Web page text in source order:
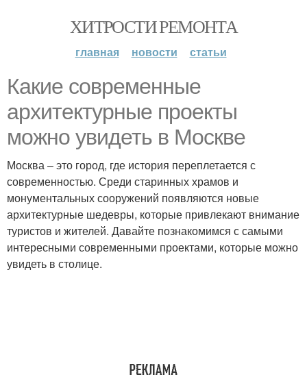
ХИТРОСТИ РЕМОНТА
главная новости статьи
Какие современные
архитектурные проекты
можно увидеть в Москве
Москва – это город, где история переплетается с
современностью. Среди старинных храмов и
монументальных сооружений появляются новые
архитектурные шедевры, которые привлекают внимание
туристов и жителей. Давайте познакомимся с самыми
интересными современными проектами, которые можно
увидеть в столице.